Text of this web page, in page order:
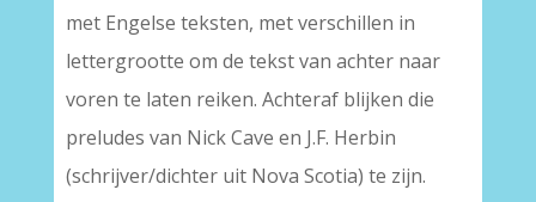
met Engelse teksten, met verschillen in
lettergrootte om de tekst van achter naar
voren te laten reiken. Achteraf blijken die
preludes van Nick Cave en J.F. Herbin
(schrijver/dichter uit Nova Scotia) te zijn.